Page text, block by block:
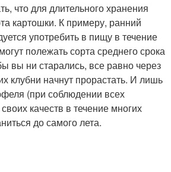
что для длительного хранения
картошки. К примеру, ранний
употребить в пищу в течение
полежать сорта среднего срока
вы ни старались, все равно через
клубни начнут прорастать. И лишь
(при соблюдении всех
качеств в течение многих
до самого лета.